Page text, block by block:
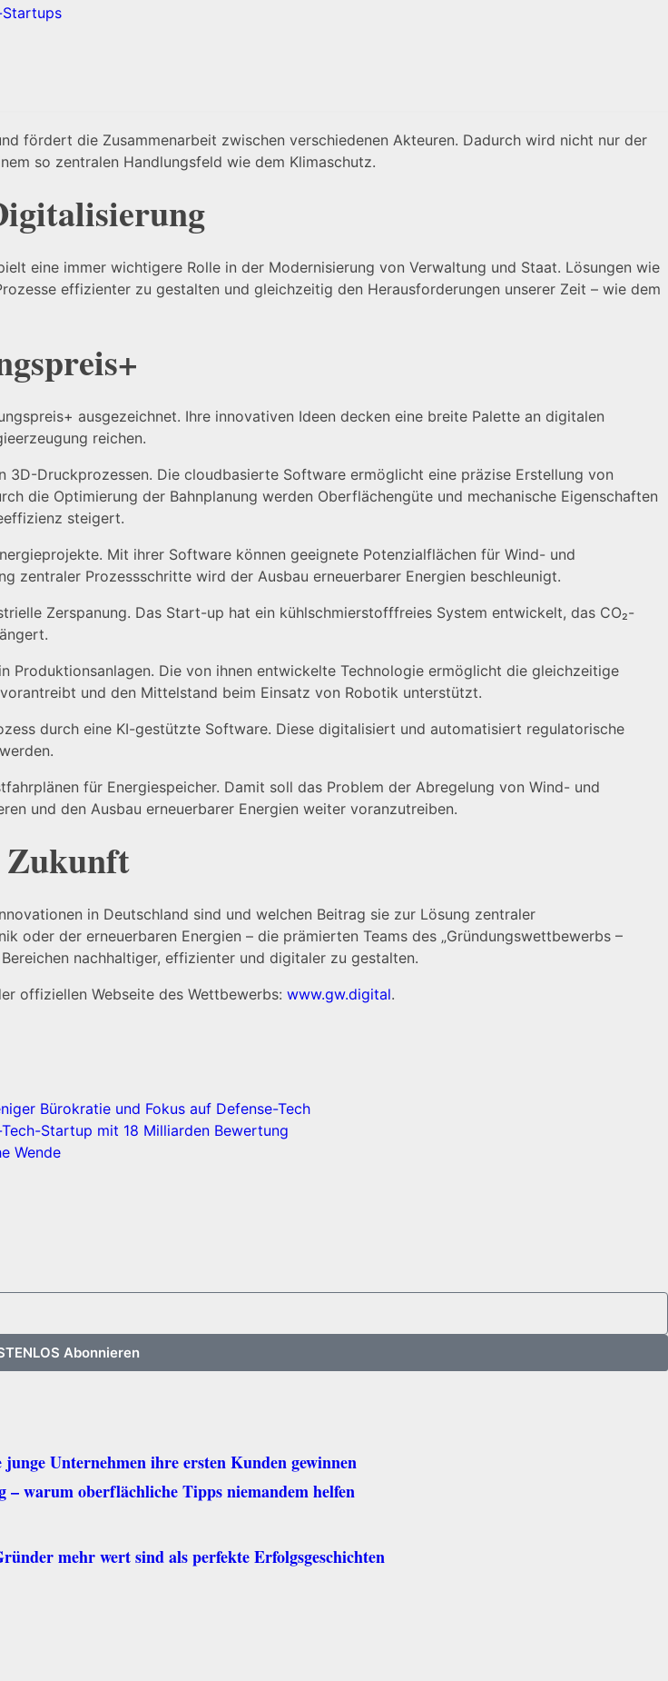
fördert die Zusammenarbeit zwischen verschiedenen Akteuren. Dadurch wird nicht nur der
so zentralen Handlungsfeld wie dem Klimaschutz.
eine immer wichtigere Rolle in der Modernisierung von Verwaltung und Staat. Lösungen wie
effizienter zu gestalten und gleichzeitig den Herausforderungen unserer Zeit – wie dem
ausgezeichnet. Ihre innovativen Ideen decken eine breite Palette an digitalen
reichen.
Druckprozessen. Die cloudbasierte Software ermöglicht eine präzise Erstellung von
die Optimierung der Bahnplanung werden Oberflächengüte und mechanische Eigenschaften
steigert.
Mit ihrer Software können geeignete Potenzialflächen für Wind- und
Prozessschritte wird der Ausbau erneuerbarer Energien beschleunigt.
Zerspanung. Das Start-up hat ein kühlschmierstofffreies System entwickelt, das CO₂-
Produktionsanlagen. Die von ihnen entwickelte Technologie ermöglicht die gleichzeitige
und den Mittelstand beim Einsatz von Robotik unterstützt.
durch eine KI-gestützte Software. Diese digitalisiert und automatisiert regulatorische
für Energiespeicher. Damit soll das Problem der Abregelung von Wind- und
und den Ausbau erneuerbarer Energien weiter voranzutreiben.
Zukunft
in Deutschland sind und welchen Beitrag sie zur Lösung zentraler
oder der erneuerbaren Energien – die prämierten Teams des „Gründungswettbewerbs –
nachhaltiger, effizienter und digitaler zu gestalten.
offiziellen Webseite des Wettbewerbs: www.gw.digital.
Bürokratie und Fokus auf Defense-Tech
Startup mit 18 Milliarden Bewertung
Wende
Abonnieren
Unternehmen ihre ersten Kunden gewinnen
– warum oberflächliche Tipps niemandem helfen
mehr wert sind als perfekte Erfolgsgeschichten